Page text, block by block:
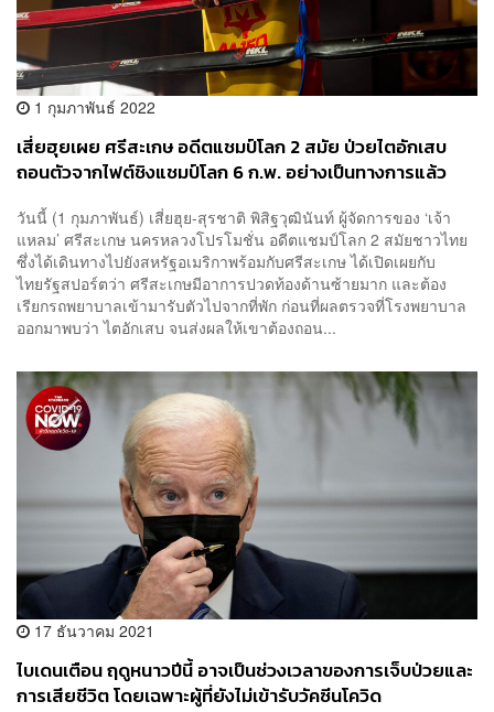
1 กุมภาพันธ์ 2022
เสี่ยฮุยเผย ศรีสะเกษ อดีตแชมป์โลก 2 สมัย ป่วยไตอักเสบ
ถอนตัวจากไฟต์ชิงแชมป์โลก 6 ก.พ. อย่างเป็นทางการแล้ว
วันนี้ (1 กุมภาพันธ์) เสี่ยฮุย-สุรชาติ พิสิฐวุฒินันท์ ผู้จัดการของ ‘เจ้า
แหลม’ ศรีสะเกษ นครหลวงโปรโมชั่น อดีตแชมป์โลก 2 สมัยชาวไทย
ซึ่งได้เดินทางไปยังสหรัฐอเมริกาพร้อมกับศรีสะเกษ ได้เปิดเผยกับ
ไทยรัฐสปอร์ตว่า ศรีสะเกษมีอาการปวดท้องด้านซ้ายมาก และต้อง
เรียกรถพยาบาลเข้ามารับตัวไปจากที่พัก ก่อนที่ผลตรวจที่โรงพยาบาล
ออกมาพบว่า ไตอักเสบ จนส่งผลให้เขาต้องถอน...
17 ธันวาคม 2021
ไบเดนเตือน ฤดูหนาวปีนี้ อาจเป็นช่วงเวลาของการเจ็บป่วยและ
การเสียชีวิต โดยเฉพาะผู้ที่ยังไม่เข้ารับวัคซีนโควิด